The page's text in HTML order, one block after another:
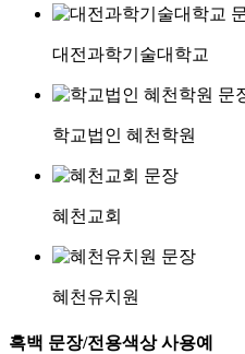
대전과학기술대학교
학교법인 혜천학원
혜천교회
혜천유치원
흑백 문장/전용색상 사용예